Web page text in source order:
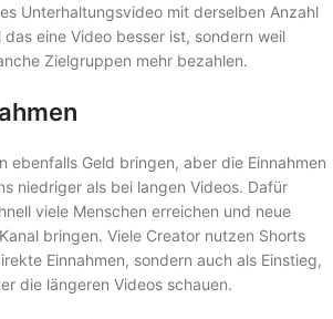
Unterhaltungsvideo mit derselben Anzahl
eine Video besser ist, sondern weil
Zielgruppen mehr bezahlen.
ebenfalls Geld bringen, aber die Einnahmen
niedriger als bei langen Videos. Dafür
viele Menschen erreichen und neue
bringen. Viele Creator nutzen Shorts
Einnahmen, sondern auch als Einstieg,
die längeren Videos schauen.